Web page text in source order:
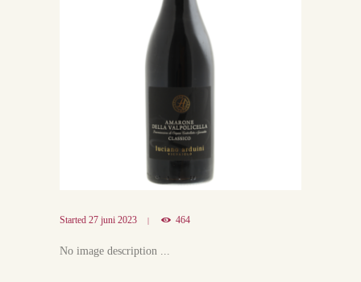
Started 27 juni 2023 464
No image description ...